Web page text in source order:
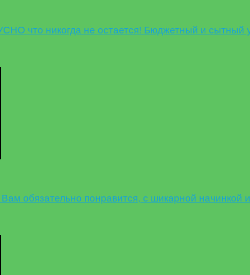
что никогда не остается! Бюджетный и сытный
обязательно понравится, с шикарной начинкой